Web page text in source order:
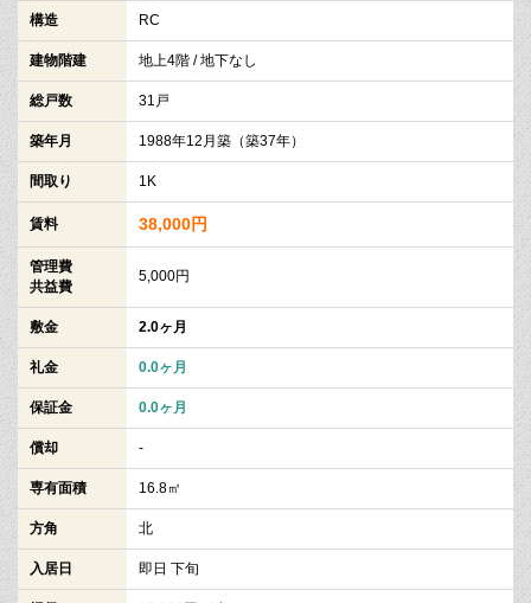
構造 RC
建物階建 地上4階 / 地下なし
総戸数 31戸
築年月 1988年12月築（築37年）
間取り 1K
賃料 38,000円
管理費
共益費
5,000円
敷金 2.0ヶ月
礼金 0.0ヶ月
保証金 0.0ヶ月
償却 -
専有面積 16.8㎡
方角 北
入居日 即日 下旬